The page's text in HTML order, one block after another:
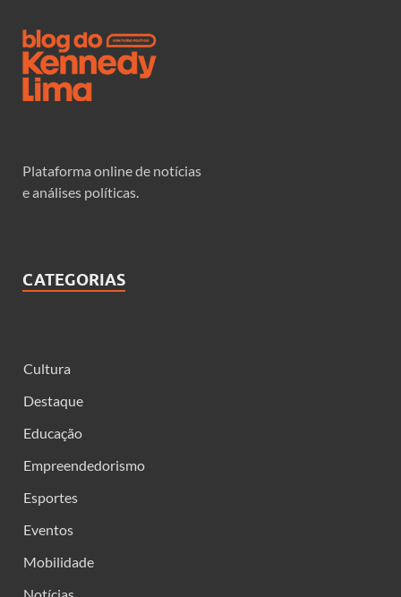
Plataforma online de notícias
e análises políticas.
CATEGORIAS
Cultura
Destaque
Educação
Empreendedorismo
Esportes
Eventos
Mobilidade